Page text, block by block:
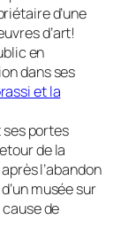
d’une
d’art!
en
dans ses
et la
ses portes
de la
l’abandon
musée sur
de